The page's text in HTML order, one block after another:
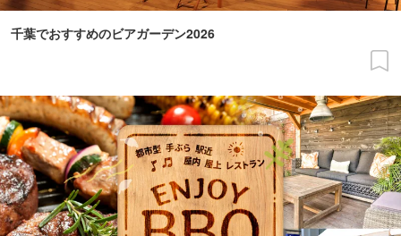
千葉でおすすめのビアガーデン2026